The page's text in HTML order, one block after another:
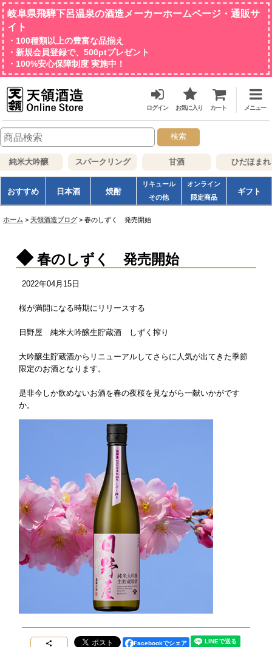
岐阜県飛騨下呂温泉の酒造メーカーホームページ・通販サ
イト
・100種類以上の豊富な品揃え
・新規会員登録で、500ptプレゼント
・100%安心保障制度 実施中！
ログイン お気に入り カート メニュー
検索
純米大吟醸 スパークリング 甘酒 ひだほまれ
おすすめ 日本酒 焼酎
リキュール
その他
オンライン
限定商品
ギフト
ホーム > 天領酒造ブログ > 春のしずく 発売開始
春のしずく 発売開始
2022年04 月 15 日
桜が満開になる時期にリリースする
日野屋 純米大吟醸生貯蔵酒 しずく搾り
大吟醸生貯蔵酒からリニューアルしてさらに人気が出てきた季節
限定のお酒となります。
是非今しか飲めないお酒を春の夜桜を見ながら一献いかがです
か。
Facebookでシェア